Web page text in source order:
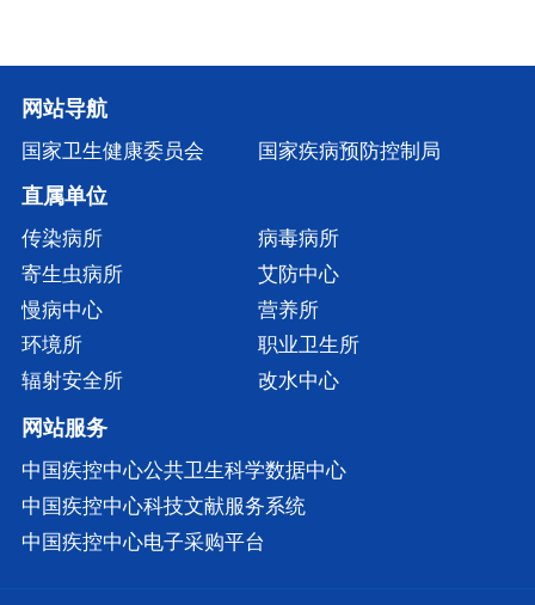
网站导航
国家卫生健康委员会 国家疾病预防控制局
直属单位
传染病所
病毒病所
寄生虫病所
艾防中心
慢病中心
营养所
环境所
职业卫生所
辐射安全所
改水中心
网站服务
中国疾控中心公共卫生科学数据中心
中国疾控中心科技文献服务系统
中国疾控中心电子采购平台